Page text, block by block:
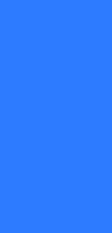
萝北县凤翔镇邮政